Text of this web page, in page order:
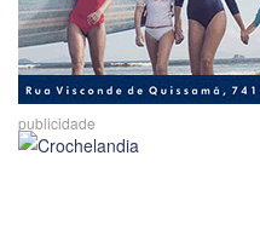
publicidade